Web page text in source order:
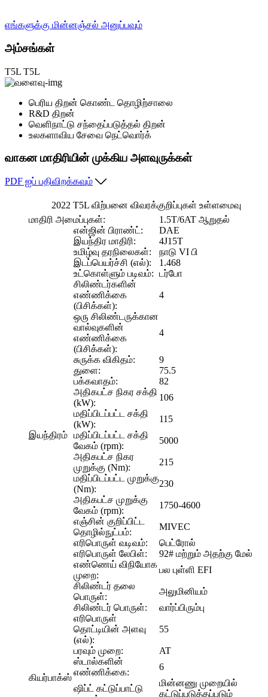
எங்களுக்கு மின்னஞ்சல் அனுப்பவும்
அம்சங்கள்
T5L T5L
பெரிய திறன் கொண்ட தொழிற்சாலை
R&D திறன்
வெளிநாட்டு சந்தைப்படுத்தல் திறன்
உலகளாவிய சேவை நெட்வொர்க்
வாகன மாதிரியின் முக்கிய அளவுருக்கள்
PDF ஐப் பதிவிறக்கவும்
2022 T5L விற்பனை விவரக்குறிப்புகள் உள்ளமைவு
மாதிரி அமைப்புகள்:
1.5T/6AT ஆறுதல்
இயந்திரம்
என்ஜின் பிராண்ட்:
DAE
இயந்திர மாதிரி:
4J15T
உமிழ்வு தரநிலைகள்:
நாடு VI பி
இடப்பெயர்ச்சி (எல்):
1.468
உட்கொள்ளும் படிவம்: டர்போ
சிலிண்டர்களின்
எண்ணிக்கை
(பிசிக்கள்):
4
ஒரு சிலிண்டருக்கான
வால்வுகளின்
எண்ணிக்கை
(பிசிக்கள்):
4
சுருக்க விகிதம்:
9
துளை:
75.5
பக்கவாதம்:
82
அதிகபட்ச நிகர சக்தி
(kW):
106
மதிப்பிடப்பட்ட சக்தி
(kW):
115
மதிப்பிடப்பட்ட சக்தி
வேகம் (rpm):
5000
அதிகபட்ச நிகர
முறுக்கு (Nm):
215
மதிப்பிடப்பட்ட முறுக்கு
(Nm):
230
அதிகபட்ச முறுக்கு
வேகம் (rpm):
1750-4600
எஞ்சின் குறிப்பிட்ட
தொழில்நுட்பம்:
MIVEC
எரிபொருள் வடிவம்:
பெட்ரோல்
எரிபொருள் லேபிள்:
92# மற்றும் அதற்கு மேல்
எண்ணெய் விநியோக
முறை:
பல புள்ளி EFI
சிலிண்டர் தலை
பொருள்:
அலுமினியம்
சிலிண்டர் பொருள்:
வார்ப்பிரும்பு
எரிபொருள்
தொட்டியின் அளவு
(எல்):
55
கியர்பாக்ஸ்
பரவும் முறை:
AT
ஸ்டால்களின்
எண்ணிக்கை:
6
ஷிப்ட் கட்டுப்பாட்டு
மின்னணு முறையில்
கட்டுப்படுத்தப்படும்